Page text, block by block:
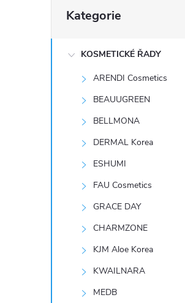
o
kategorie
Kategorie
KOSMETICKÉ ŘADY
ARENDI Cosmetics
BEAUUGREEN
BELLMONA
DERMAL Korea
ESHUMI
FAU Cosmetics
GRACE DAY
CHARMZONE
KJM Aloe Korea
KWAILNARA
MEDB